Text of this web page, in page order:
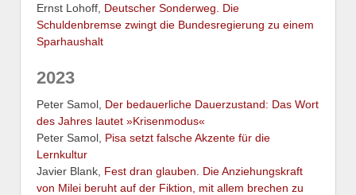
Ernst Lohoff, Deutscher Sonderweg. Die
Schuldenbremse zwingt die Bundesregierung zu einem
Sparhaushalt
2023
Peter Samol, Der bedauerliche Dauerzustand: Das Wort
des Jahres lautet »Krisenmodus«
Peter Samol, Pisa setzt falsche Akzente für die
Lernkultur
Javier Blank, Fest dran glauben. Die Anziehungskraft
von Milei beruht auf der Fiktion, mit allem brechen zu